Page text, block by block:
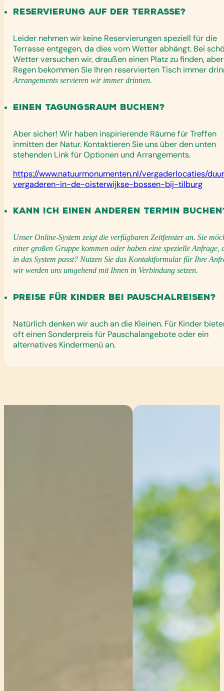
Reservierung auf der Terrasse?
Leider nehmen wir keine Reservierungen speziell für die
Terrasse entgegen, da dies vom Wetter abhängt. Bei
Wetter versuchen wir, draußen einen Platz zu finden,
Regen bekommen Sie Ihren reservierten Tisch immer
Arrangements servieren wir immer drinnen.
Einen Tagungsraum buchen?
Aber sicher! Wir haben inspirierende Räume für Treffen
inmitten der Natur. Kontaktieren Sie uns über den unten
stehenden Link für Optionen und Arrangements.
https://www.natuurmonumenten.nl/vergaderlocaties/
vergaderen-in-de-oisterwijkse-bossen-bij-tilburg
Kann ich einen anderen Termin
Unser Online-System zeigt die verfügbaren Zeitfenster an. Sie
einer großen Gruppe kommen oder haben eine spezielle Anfrage,
in das System passt? Nutzen Sie das Kontaktformular für Ihre
wir werden uns umgehend mit Ihnen in Verbindung setzen.
Preise für Kinder bei Pauschalreisen?
Natürlich denken wir auch an die Kleinen. Für Kinder
oft einen Sonderpreis für Pauschalangebote oder ein
alternatives Kindermenü an.